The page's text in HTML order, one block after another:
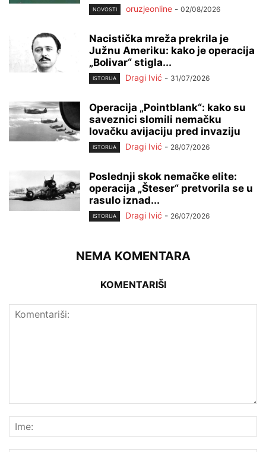
NOVOSTI oruzjeonline - 02/08/2026
Nacistička mreža prekrila je
Južnu Ameriku: kako je operacija
„Bolivar“ stigla...
ISTORIJA Dragi Ivić - 31/07/2026
Operacija „Pointblank“: kako su
saveznici slomili nemačku
lovačku avijaciju pred invaziju
ISTORIJA Dragi Ivić - 28/07/2026
Poslednji skok nemačke elite:
operacija „Šteser“ pretvorila se u
rasulo iznad...
ISTORIJA Dragi Ivić - 26/07/2026
NEMA KOMENTARA
KOMENTARIŠI